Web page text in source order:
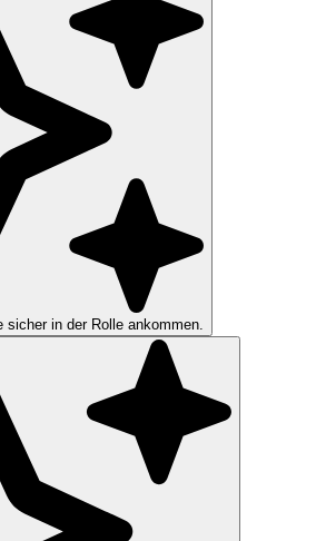
sicher in der Rolle ankommen.